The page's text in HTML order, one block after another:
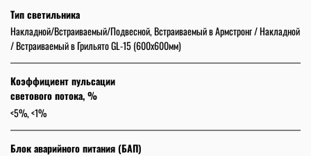
Тип светильника
Накладной/Встраиваемый/Подвесной, Встраиваемый в Армстронг / Накладной
/ Встраиваемый в Грильято GL-15 (600х600мм)
Коэффициент пульсации
светового потока, %
<5%, <1%
Блок аварийного питания (БАП)